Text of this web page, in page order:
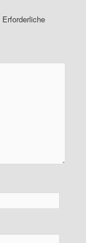
Erforderliche